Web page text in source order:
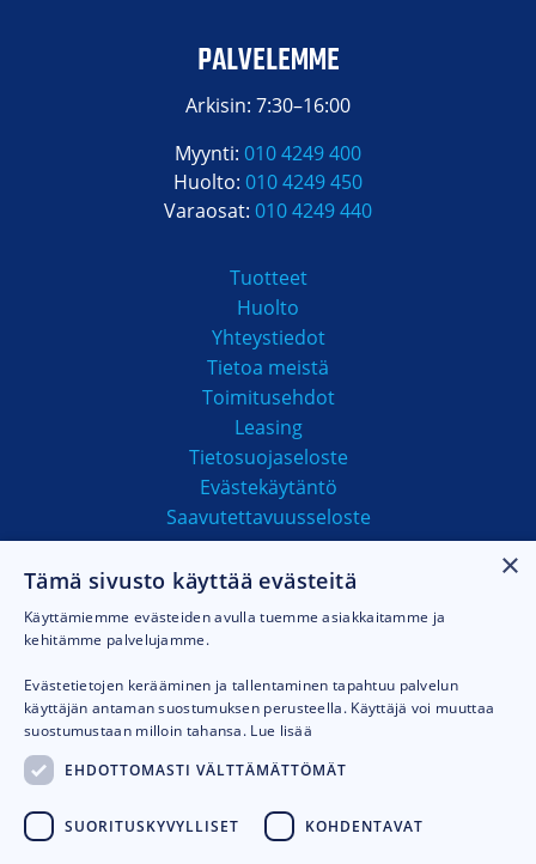
PALVELEMME
Arkisin: 7:30–16:00
Myynti: 010 4249 400
Huolto: 010 4249 450
Varaosat: 010 4249 440
Tuotteet
Huolto
Yhteystiedot
Tietoa meistä
Toimitusehdot
Leasing
Tietosuojaseloste
Evästekäytäntö
Saavutettavuusseloste
MAKSUTAVAT
×
Tämä sivusto käyttää evästeitä
Käyttämiemme evästeiden avulla tuemme asiakkaitamme ja
kehitämme palvelujamme.
Evästetietojen kerääminen ja tallentaminen tapahtuu palvelun
käyttäjän antaman suostumuksen perusteella. Käyttäjä voi muuttaa
suostumustaan milloin tahansa. Lue lisää
EHDOTTOMASTI VÄLTTÄMÄTTÖMÄT
SUORITUSKYVYLLISET KOHDENTAVAT